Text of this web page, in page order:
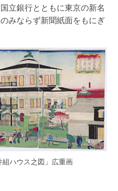
立銀行とともに東京の新名
みならず新聞紙面をもにぎ
ハウス之図」広重画